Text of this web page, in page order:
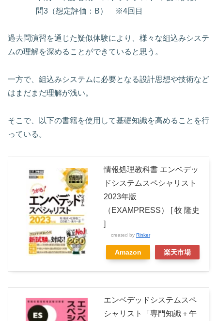
問3（想定評価：B） ※4回目
過去問演習を通じた疑似体験により、様々な組込みシステ
ムの理解を深めることができていると思う。
一方で、組込みシステムに必要となる設計思想や技術など
はまだまだ理解が浅い。
そこで、以下の書籍を使用して基礎知識を高めることを行
っている。
情報処理教科書 エンベデッ
ドシステムスペシャリスト
2023年版
（EXAMPRESS） [ 牧 隆史
]
created by Rinker
Amazon 楽天市場
エンベデッドシステムスペ
シャリスト「専門知識＋午